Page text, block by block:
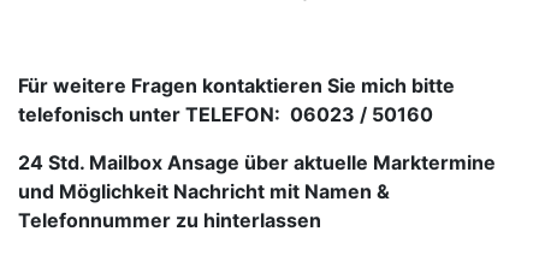
Für weitere Fragen kontaktieren Sie mich bitte
telefonisch unter TELEFON: 06023 / 50160
24 Std. Mailbox Ansage über aktuelle Marktermine
und Möglichkeit Nachricht mit Namen &
Telefonnummer zu hinterlassen